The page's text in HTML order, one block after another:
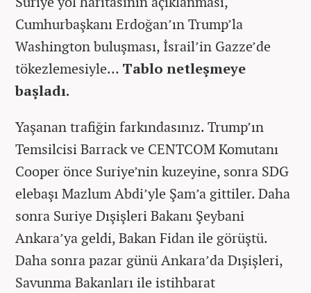
Cumhurbaşkanı Erdoğan’ın Trump’la
Washington buluşması, İsrail’in Gazze’de
tökezlemesiyle… Tablo netleşmeye
başladı.
Yaşanan trafiğin farkındasınız. Trump’ın
Temsilcisi Barrack ve CENTCOM Komutanı
Cooper önce Suriye’nin kuzeyine, sonra SDG
elebaşı Mazlum Abdi’yle Şam’a gittiler. Daha
sonra Suriye Dışişleri Bakanı Şeybani
Ankara’ya geldi, Bakan Fidan ile görüştü.
Daha sonra pazar günü Ankara’da Dışişleri,
Savunma Bakanları ile istihbarat